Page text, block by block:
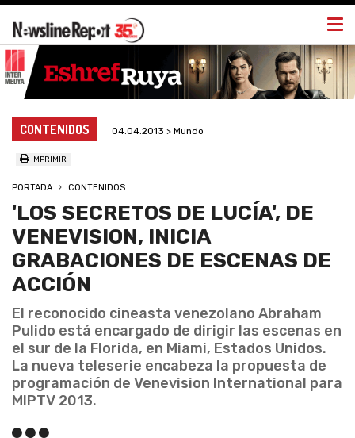
CONTENIDOS 04.04.2013 > Mundo
IMPRIMIR
PORTADA CONTENIDOS
'LOS SECRETOS DE LUCÍA', DE
VENEVISION, INICIA
GRABACIONES DE ESCENAS DE
ACCIÓN
El reconocido cineasta venezolano Abraham
Pulido está encargado de dirigir las escenas en
el sur de la Florida, en Miami, Estados Unidos.
La nueva teleserie encabeza la propuesta de
programación de Venevision International para
MIPTV 2013.